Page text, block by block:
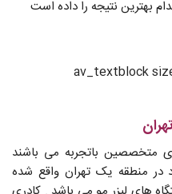
بهترین نتیجه را داده است
[/av_one_half][/
متخصصین باتجربه می باشند
در منطقه یک تهران واقع شده